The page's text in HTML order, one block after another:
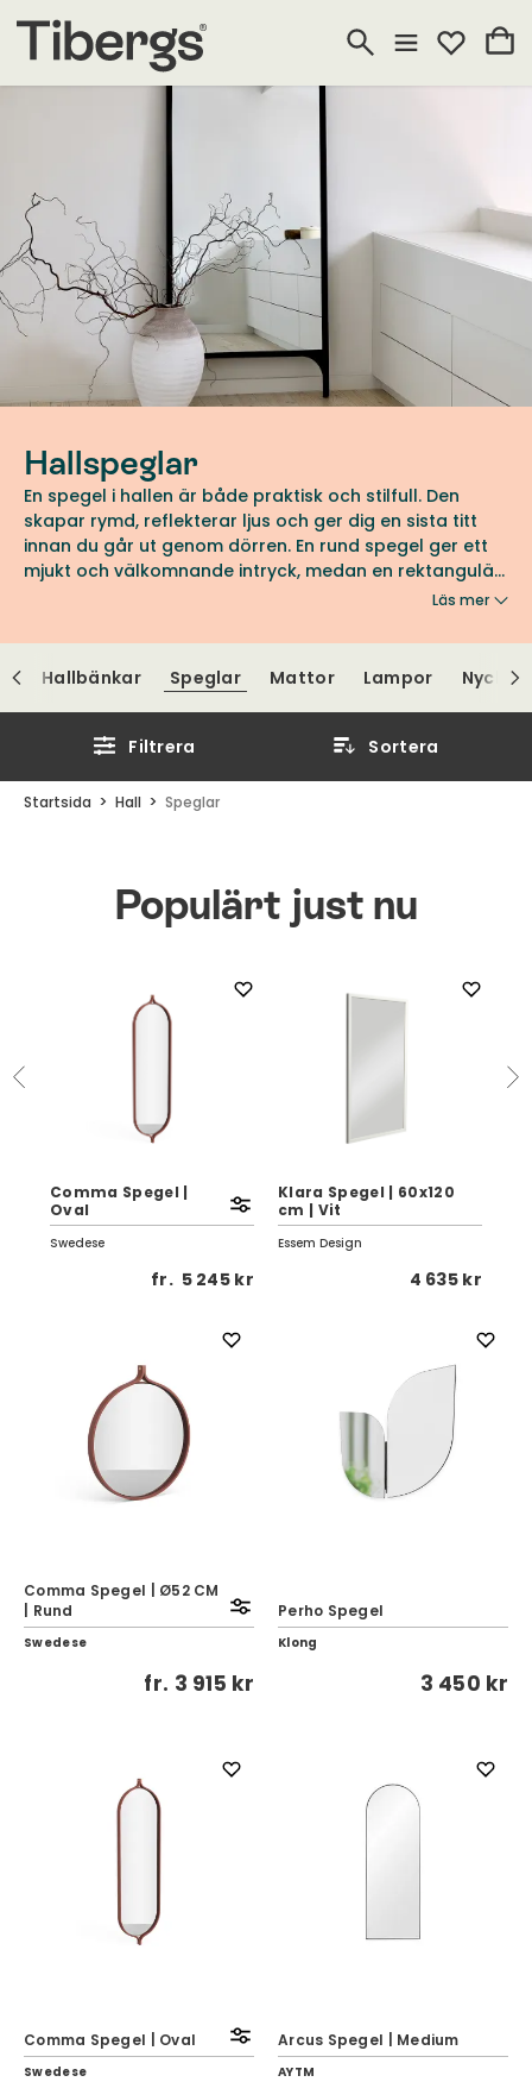
Hallspeglar
En spegel i hallen är både praktisk och stilfull. Den
skapar rymd, reflekterar ljus och ger dig en sista titt
innan du går ut genom dörren. En rund spegel ger ett
mjukt och välkomnande intryck, medan en rektangulär
variant kan förstärka rummets längd. Oavsett stil och
som lyfter din hall och gör den både funktionell och
inbjudande.
Läs mer
Hallbänkar Speglar Mattor Lampor
Filtrera Sortera
Startsida Hall Speglar
Populärt just nu
Comma Spegel |
Oval
Swedese
fr. 5 245 kr
Klara Spegel | 60x120
cm | Vit
Essem Design
4 635 kr
Comma Spegel | Ø52 CM
| Rund
Swedese
fr. 3 915 kr
Perho Spegel
Klong
3 450 kr
Comma Spegel | Oval
Swedese
Arcus Spegel | Medium
AYTM